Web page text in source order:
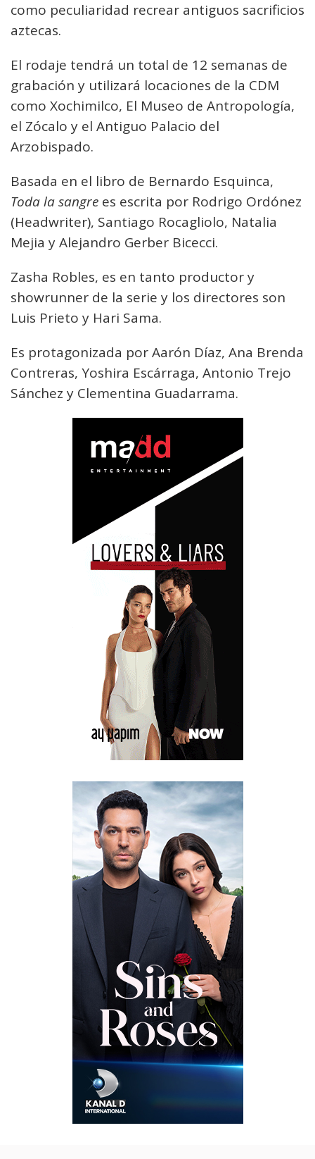
como peculiaridad recrear antiguos sacrificios
aztecas.
El rodaje tendrá un total de 12 semanas de
grabación y utilizará locaciones de la CDM
como Xochimilco, El Museo de Antropología,
el Zócalo y el Antiguo Palacio del
Arzobispado.
Basada en el libro de Bernardo Esquinca,
Toda la sangre es escrita por Rodrigo Ordónez
(Headwriter), Santiago Rocagliolo, Natalia
Mejia y Alejandro Gerber Bicecci.
Zasha Robles, es en tanto productor y
showrunner de la serie y los directores son
Luis Prieto y Hari Sama.
Es protagonizada por Aarón Díaz, Ana Brenda
Contreras, Yoshira Escárraga, Antonio Trejo
Sánchez y Clementina Guadarrama.